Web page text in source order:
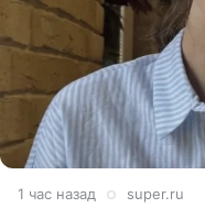
1 час назад super.ru